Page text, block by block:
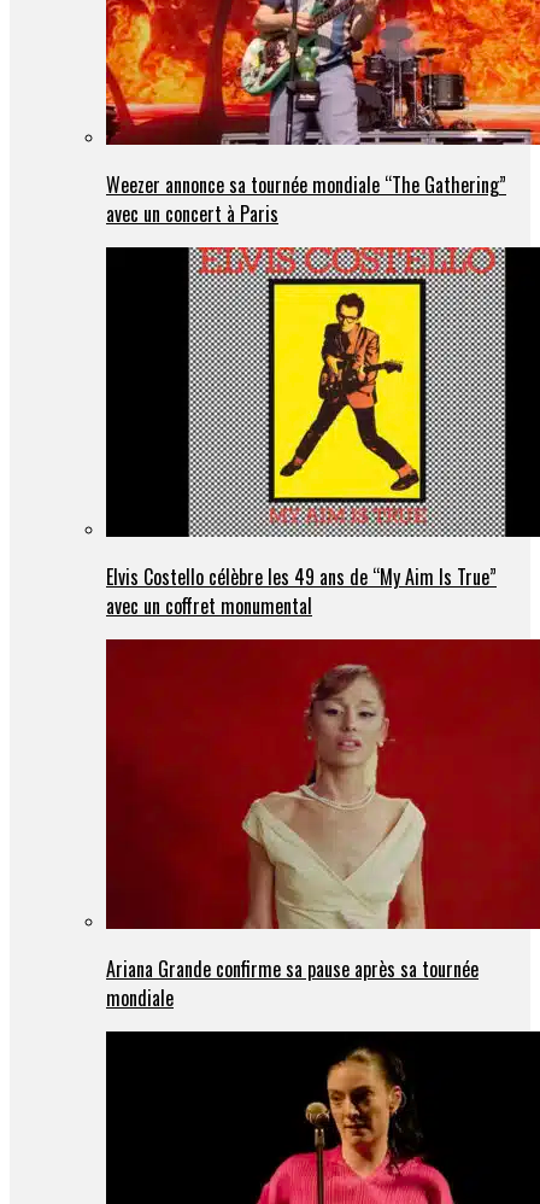
Weezer annonce sa tournée mondiale “The Gathering”
avec un concert à Paris
Elvis Costello célèbre les 49 ans de “My Aim Is True”
avec un coffret monumental
Ariana Grande confirme sa pause après sa tournée
mondiale